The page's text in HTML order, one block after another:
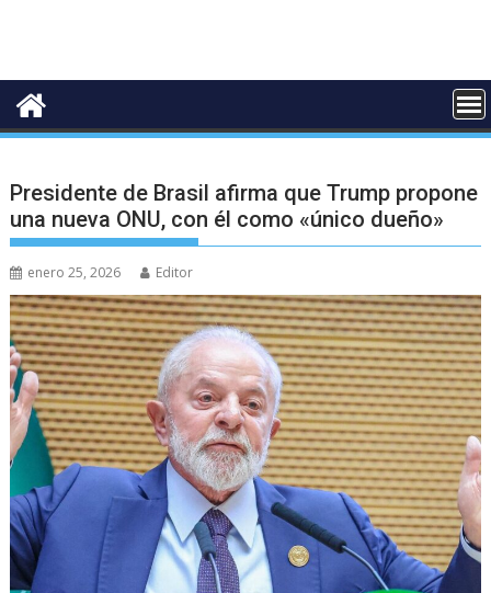
Presidente de Brasil afirma que Trump propone
una nueva ONU, con él como «único dueño»
enero 25, 2026 Editor